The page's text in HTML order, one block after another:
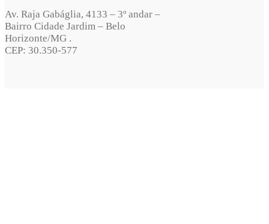
Av. Raja Gabáglia, 4133 – 3º andar –
Bairro Cidade Jardim – Belo
Horizonte/MG .
CEP: 30.350-577